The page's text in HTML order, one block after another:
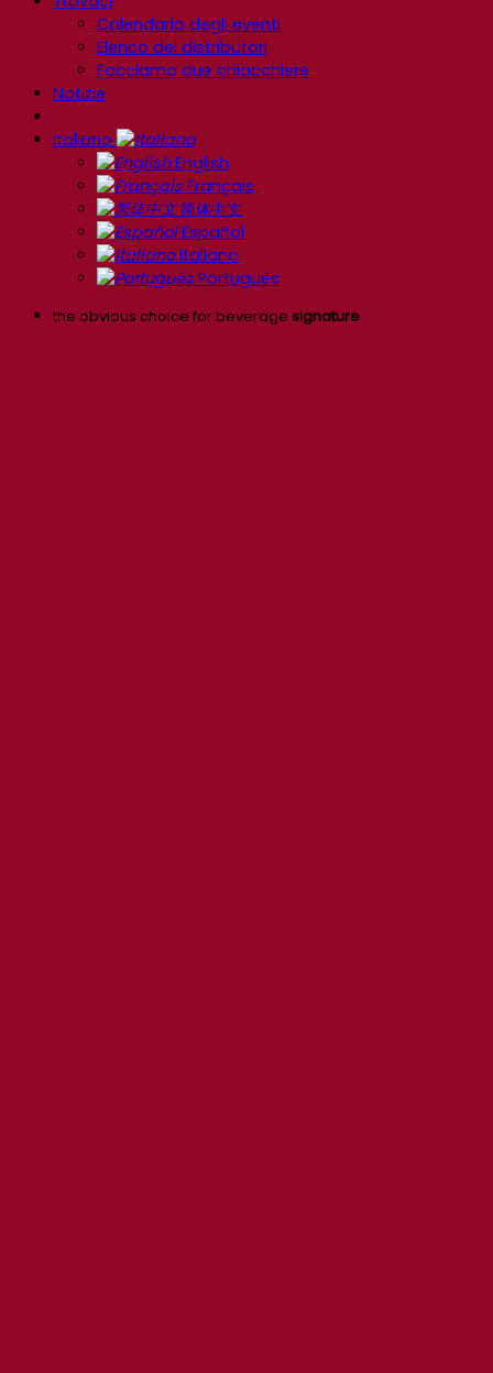
Calendario degli eventi
Elenco dei distributori
Facciamo due chiacchiere
Notizie
Italiano
English
Français
简体中文
Español
Italiano
Português
the obvious choice for beverage signature